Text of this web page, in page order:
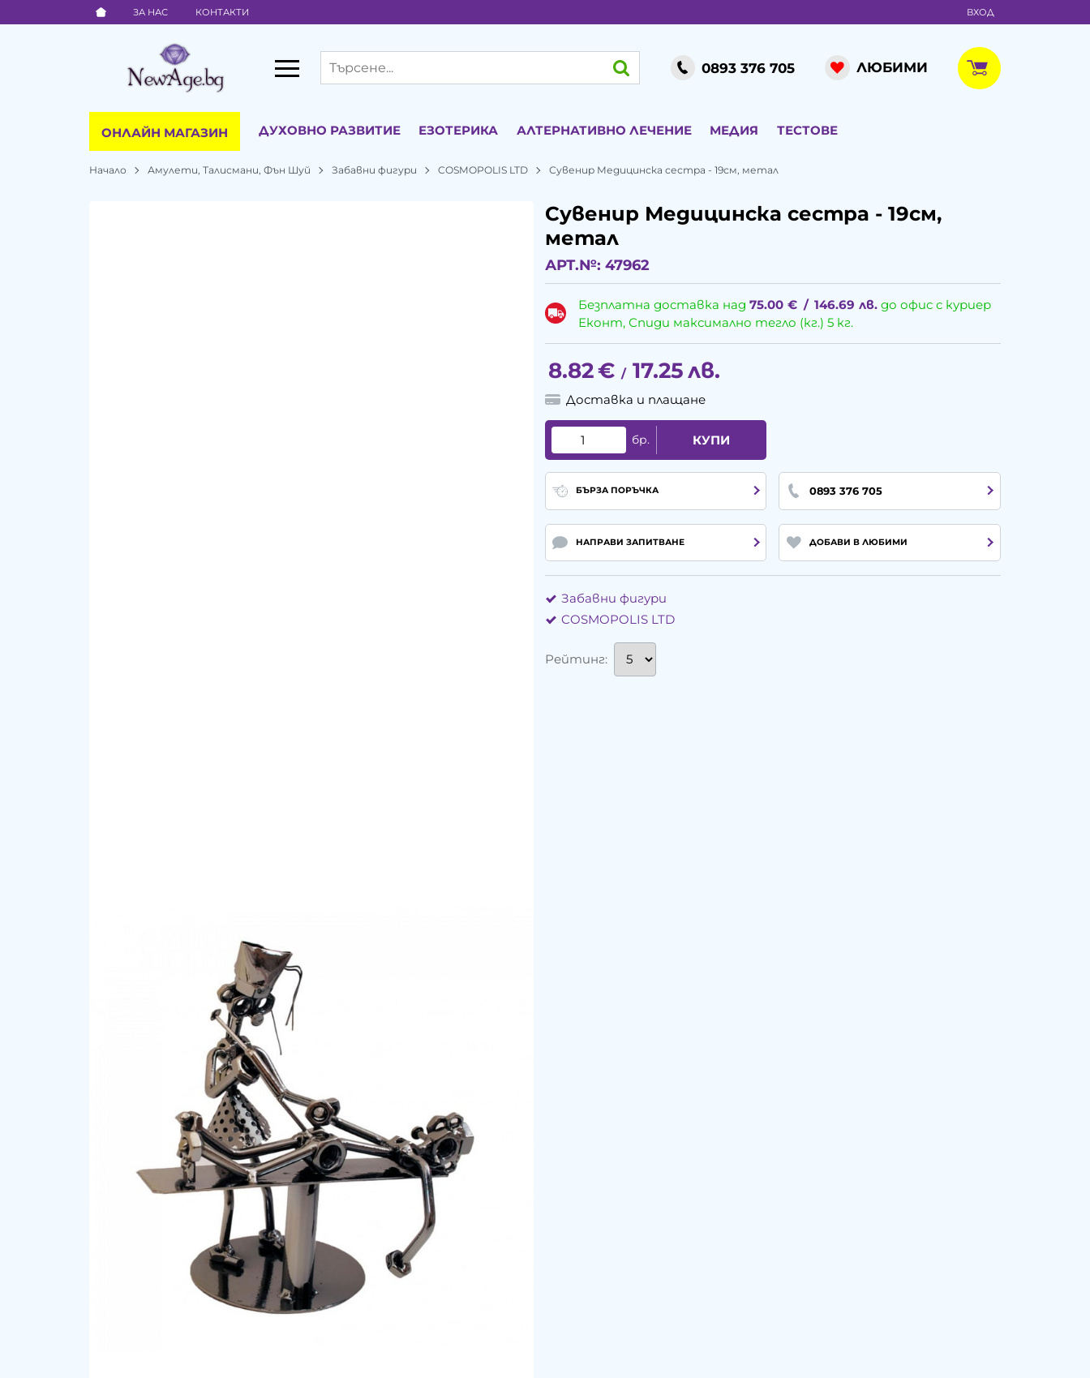
ЗА НАС КОНТАКТИ ВХОД
0893 376 705 ЛЮБИМИ
ОНЛАЙН МАГАЗИН ДУХОВНО РАЗВИТИЕ ЕЗОТЕРИКА АЛТЕРНАТИВНО ЛЕЧЕНИЕ МЕДИЯ ТЕСТОВЕ
Начало Амулети, Талисмани, Фън Шуй Забавни фигури COSMOPOLIS LTD Сувенир Медицинска сестра - 19см, метал
Сувенир Медицинска сестра - 19см,
метал
АРТ.№: 47962
Безплатна доставка над75.00 € / 146.69 лв. до офис с куриер
Еконт, Спиди максимално тегло (кг.) 5 кг.
8.82€ / 17.25лв.
Доставка и плащане
бр. КУПИ
БЪРЗА ПОРЪЧКА 0893 376 705
НАПРАВИ ЗАПИТВАНЕ ДОБАВИ В ЛЮБИМИ
Забавни фигури
COSMOPOLIS LTD
Рейтинг: